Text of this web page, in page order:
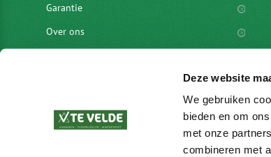
Deze website
We gebruiken
bieden en om
met onze
combineren met
Garantie
Over ons
vacatures